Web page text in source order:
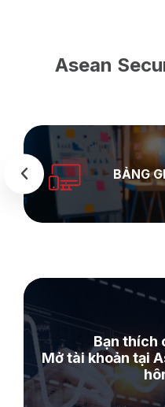
Asean
Bạn thích
Mở tài khoản tại